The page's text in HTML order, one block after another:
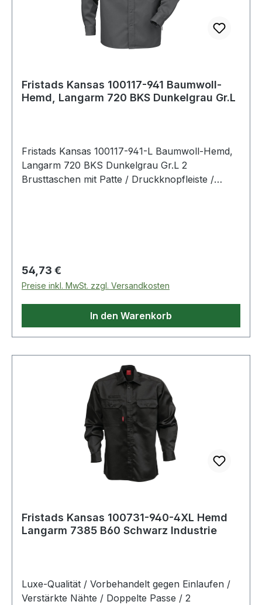
Fristads Kansas 100117-941 Baumwoll-
Hemd, Langarm 720 BKS Dunkelgrau Gr.L
Fristads Kansas 100117-941-L Baumwoll-Hemd,
Langarm 720 BKS Dunkelgrau Gr.L 2
Brusttaschen mit Patte / Druckknopfleiste /
Regulärer Preis:
54,73 €
Preise inkl. MwSt. zzgl. Versandkosten
In den Warenkorb
Fristads Kansas 100731-940-4XL Hemd
Langarm 7385 B60 Schwarz Industrie
Luxe-Qualität / Vorbehandelt gegen Einlaufen /
Verstärkte Nähte / Doppelte Passe / 2